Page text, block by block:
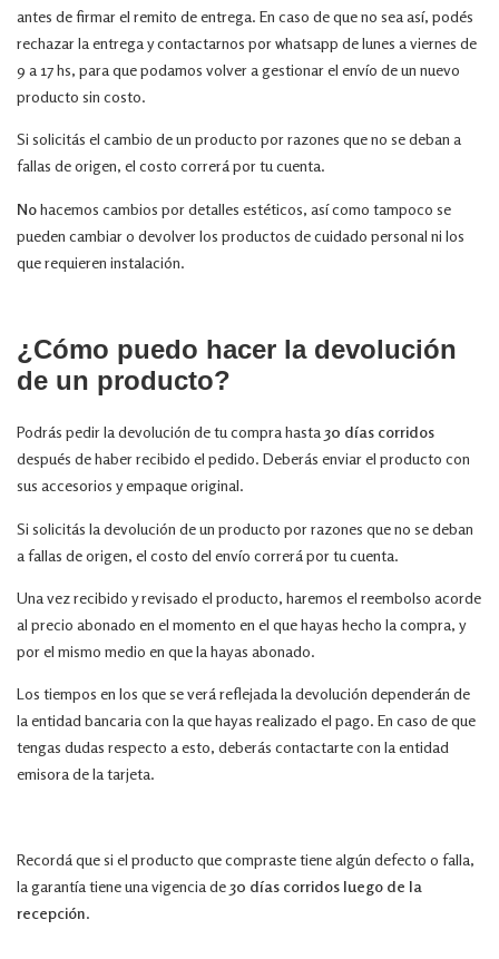
antes de firmar el remito de entrega. En caso de que no sea así, podés
rechazar la entrega y contactarnos porwhatsapp de lunes a viernes de
9 a 17 hs, para que podamos volver a gestionar el envío de un nuevo
producto sin costo.
Si solicitás el cambio de un producto por razones que no se deban a
fallas de origen, el costo correrá por tu cuenta.
Nohacemos cambios por detalles estéticos, así como tampoco se
pueden cambiar o devolver los productos de cuidado personal ni los
que requieren instalación.
¿Cómo puedo hacer la devolución
de un producto?
Podrás pedir la devolución de tu compra hasta 30 días corridos
después de haber recibido el pedido. Deberás enviar el producto con
sus accesorios y empaque original.
Si solicitás la devolución de un producto por razones que no se deban
a fallas de origen, el costo del envío correrá por tu cuenta.
Una vez recibido y revisado el producto, haremos el reembolso acorde
al precio abonado en el momento en el que hayas hecho la compra, y
por el mismo medio en que la hayas abonado.
Los tiempos en los que se verá reflejada la devolución dependerán de
la entidad bancaria con la que hayas realizado el pago. En caso de que
tengas dudas respecto a esto, deberás contactarte con la entidad
emisora de la tarjeta.
Recordá que si el producto que compraste tiene algún defecto o falla,
la garantía tiene una vigencia de 30 días corridos luego de la
recepción.